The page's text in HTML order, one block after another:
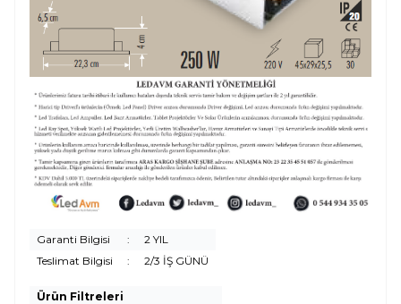
Garanti Bilgisi :
2 YIL
Teslimat Bilgisi
: 2/3 İŞ GÜNÜ
Ürün Filtreleri